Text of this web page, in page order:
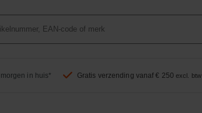
in huis* Gratis verzending vanaf € 250 excl. btw